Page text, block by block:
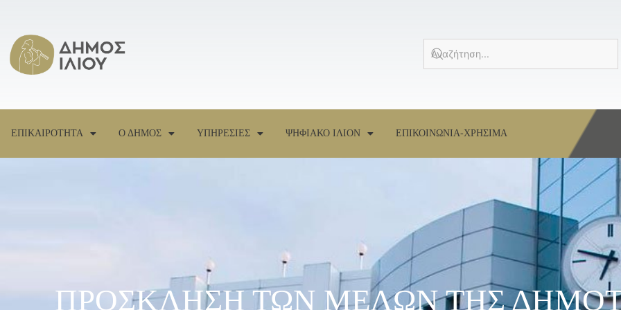
ΕΠΙΚΑΙΡΟΤΗΤΑ Ο ΔΗΜΟΣ ΥΠΗΡΕΣΙΕΣ ΨΗΦΙΑΚΟ ΙΛΙΟΝ ΕΠΙΚΟΙΝΩΝΙΑ-ΧΡΗΣΙΜΑ
ΠΡΟΣΚΛΗΣΗ ΤΩΝ ΜΕΛΩΝ ΤΗΣ